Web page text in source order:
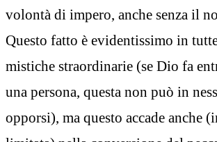
volontà di impero, anche senza il
Questo fatto è evidentissimo in
mistiche straordinarie (se Dio fa
una persona, questa non può in
opporsi), ma questo accade anche